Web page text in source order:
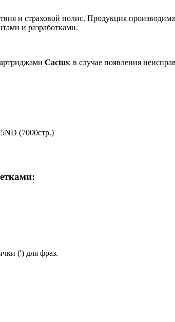
и страховой полис. Продукция
и разработками.
Cactus: в случае появления
(7000стр.)
(') для фраз.